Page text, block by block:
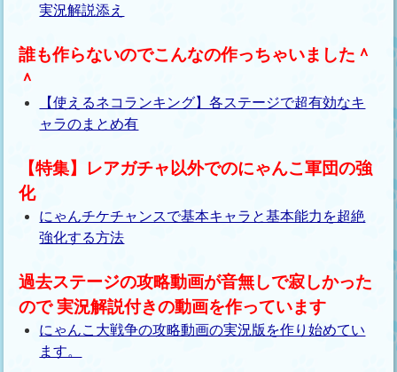
実況解説添え
誰も作らないのでこんなの作っちゃいました＾
＾
【使えるネコランキング】各ステージで超有効なキ
ャラのまとめ有
【特集】レアガチャ以外でのにゃんこ軍団の強
化
にゃんチケチャンスで基本キャラと基本能力を超絶
強化する方法
過去ステージの攻略動画が音無しで寂しかった
ので 実況解説付きの動画を作っています
にゃんこ大戦争の攻略動画の実況版を作り始めてい
ます。